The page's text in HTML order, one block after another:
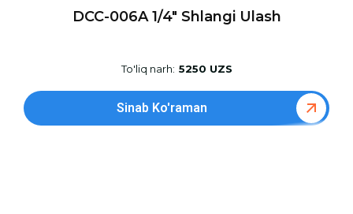
DCC-006A 1/4″ Shlangi Ulash
To'liq narh: 5250 UZS
Sinab Ko'raman